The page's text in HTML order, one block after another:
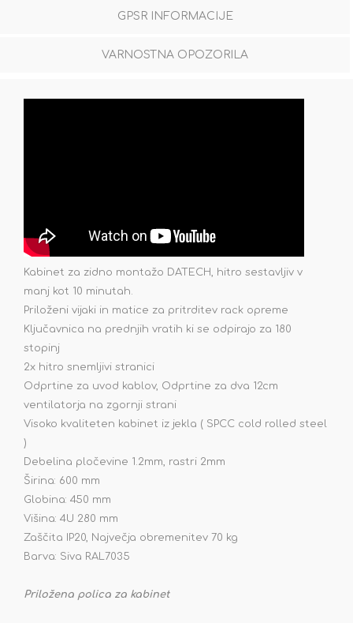
GPSR INFORMACIJE
VARNOSTNA OPOZORILA
Kabinet za zidno montažo DATECH, hitro sestavljiv v
manj kot 10 minutah.
Priloženi vijaki in matice za pritrditev rack opreme
Ključavnica na prednjih vratih ki se odpirajo za 180
stopinj
2x hitro snemljivi stranici
Odprtine za uvod kablov, Odprtine za dva 12cm
ventilatorja na zgornji strani
Visoko kvaliteten kabinet iz jekla ( SPCC cold rolled steel
)
Debelina pločevine 1.2mm, rastri 2mm
Širina: 600 mm
Globina: 450 mm
Višina: 4U 280 mm
Zaščita IP20, Največja obremenitev 70 kg
Barva: Siva RAL7035
Priložena polica za kabinet